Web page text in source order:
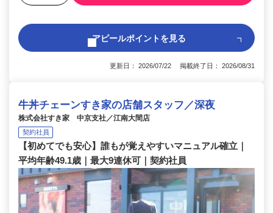
アピールポイントを見る
更新日： 2026/07/22 掲載終了日： 2026/08/31
牛丼チェーンすき家の店舗スタッフ／深夜
株式会社すき家 中京支社／江南大間店
契約社員
【初めてでも安心】誰もが覚えやすいマニュアル確立｜
平均年齢49.1歳｜最大9連休可｜契約社員